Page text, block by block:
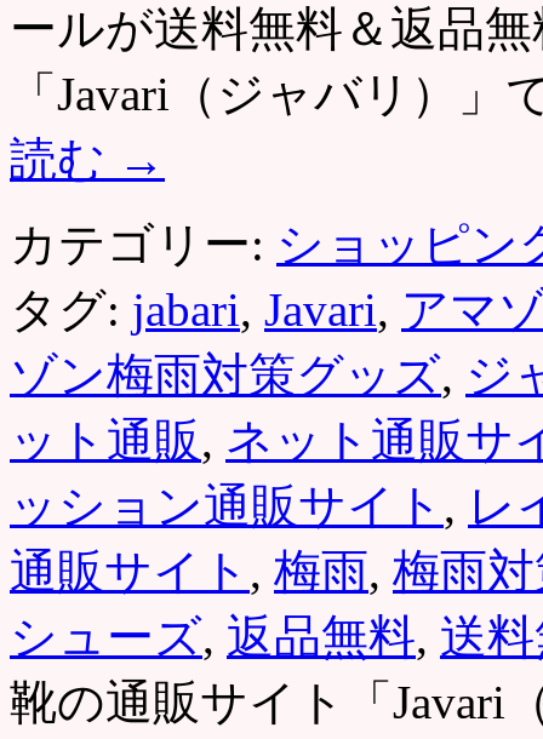
ールが送料無料＆返品
「Javari（ジャバリ）
読む →
カテゴリー: ショッピン
タグ: jabari, Javari, アマ
ゾン梅雨対策グッズ, ジ
ット通販, ネット通販サ
ッション通販サイト , レ
通販サイト , 梅雨, 梅雨
シューズ, 返品無料, 送
靴の通販サイト「Javari